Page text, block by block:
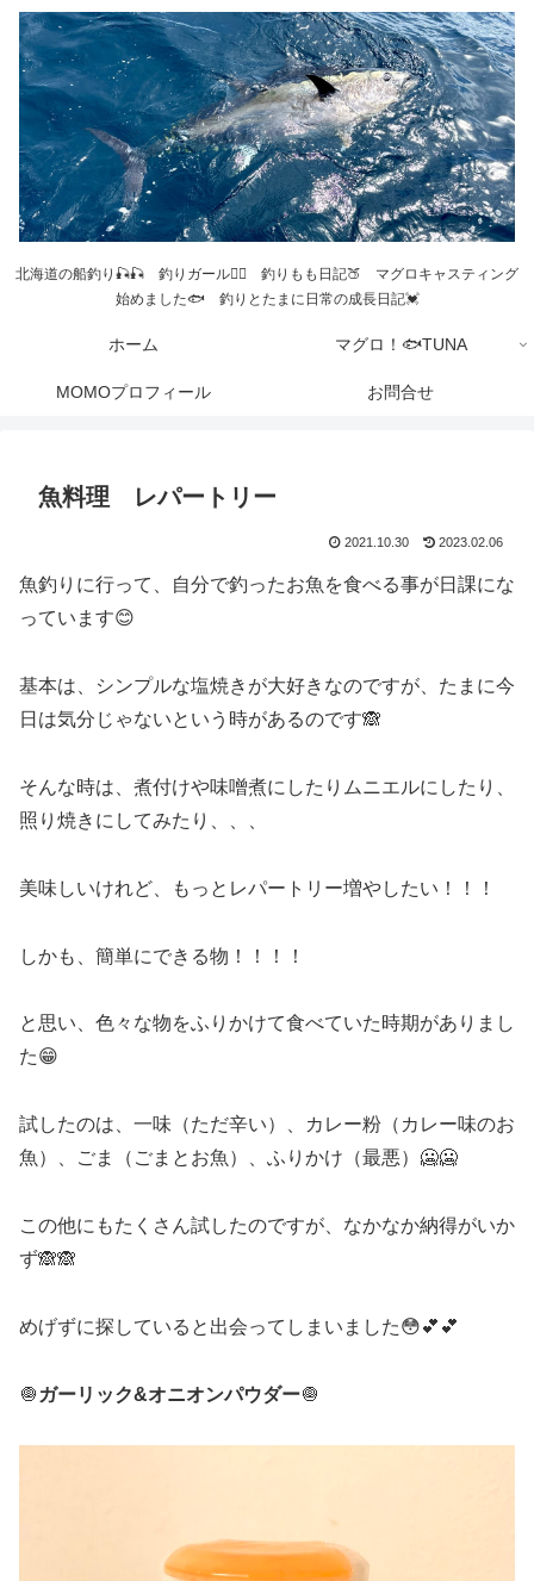
北海道の船釣り🎣🎣 釣りガール💁‍♀️ 釣りもも日記🍑 マグロキャスティング
始めました🐟 釣りとたまに日常の成長日記💓
ホーム マグロ！🐟TUNA
MOMOプロフィール お問合せ
魚料理 レパートリー
2021.10.30 2023.02.06
魚釣りに行って、自分で釣ったお魚を食べる事が日課にな
っています😊
基本は、シンプルな塩焼きが大好きなのですが、たまに今
日は気分じゃないという時があるのです🙈
そんな時は、煮付けや味噌煮にしたりムニエルにしたり、
照り焼きにしてみたり、、、
美味しいけれど、もっとレパートリー増やしたい！！！
しかも、簡単にできる物！！！！
と思い、色々な物をふりかけて食べていた時期がありまし
た😁
試したのは、一味（ただ辛い）、カレー粉（カレー味のお
魚）、ごま（ごまとお魚）、ふりかけ（最悪）🥶🥶
この他にもたくさん試したのですが、なかなか納得がいか
ず🙈🙈
めげずに探していると出会ってしまいました😳💕💕
🧅 ガーリック&オニオンパウダー🧅